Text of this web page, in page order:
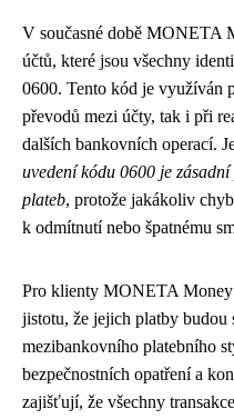
V současné době MONETA
účtů, které jsou všechny
0600. Tento kód je využíván
převodů mezi účty, tak i při
dalších bankovních operací.
uvedení kódu 0600 je
plateb, protože jakákoliv
k odmítnutí nebo špatnému
Pro klienty MONETA
jistotu, že jejich platby budou
mezibankovního platebního
bezpečnostních opatření a
zajišťují, že všechny